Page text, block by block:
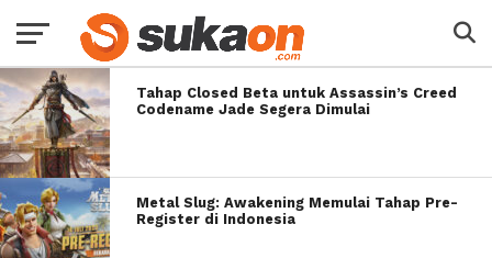
Tahap Closed Beta untuk Assassin’s Creed
Codename Jade Segera Dimulai
Metal Slug: Awakening Memulai Tahap Pre-
Register di Indonesia